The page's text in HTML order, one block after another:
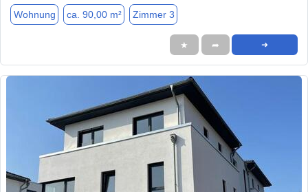
Wohnung ca. 90,00 m² Zimmer 3
★ ➦ ➜